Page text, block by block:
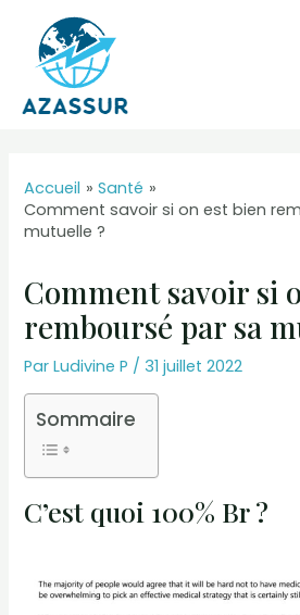
contenu
Accueil
Santé
Comment savoir si on est bien
mutuelle ?
Comment savoir si
remboursé par sa
ParLudivine P / 31 juillet 2022
Sommaire
C’est quoi 100% Br ?